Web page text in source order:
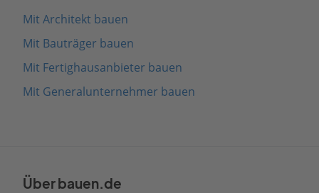
Mit Architekt bauen
Mit Bauträger bauen
Mit Fertighausanbieter bauen
Mit Generalunternehmer bauen
Über bauen.de